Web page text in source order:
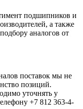
подшипников и
а также
аналогов от
поставок мы не
позиций.
уточнять у
+7 812 363-4-